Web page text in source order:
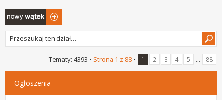
Napisz wątek
Tematy: 4393 • Strona 1 z 88• 1 2 3 4 5 ... 88
Ogłoszenia